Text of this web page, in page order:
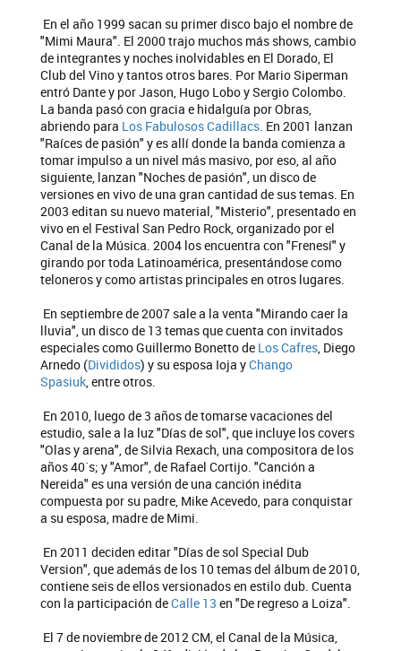
En el año 1999 sacan su primer disco bajo el nombre de
"Mimi Maura". El 2000 trajo muchos más shows, cambio
de integrantes y noches inolvidables en El Dorado, El
Club del Vino y tantos otros bares. Por Mario Siperman
entró Dante y por Jason, Hugo Lobo y Sergio Colombo.
La banda pasó con gracia e hidalguía por Obras,
abriendo para Los Fabulosos Cadillacs. En 2001 lanzan
"Raíces de pasión" y es allí donde la banda comienza a
tomar impulso a un nivel más masivo, por eso, al año
siguiente, lanzan "Noches de pasión", un disco de
versiones en vivo de una gran cantidad de sus temas. En
2003 editan su nuevo material, "Misterio", presentado en
vivo en el Festival San Pedro Rock, organizado por el
Canal de la Música. 2004 los encuentra con "Frenesí" y
girando por toda Latinoamérica, presentándose como
teloneros y como artistas principales en otros lugares.
En septiembre de 2007 sale a la venta "Mirando caer la
lluvia", un disco de 13 temas que cuenta con invitados
especiales como Guillermo Bonetto de Los Cafres, Diego
Arnedo (Divididos) y su esposa Ioja yChango
Spasiuk, entre otros.
En 2010, luego de 3 años de tomarse vacaciones del
estudio, sale a la luz "Días de sol", que incluye los covers
"Olas y arena", de Silvia Rexach, una compositora de los
años 40´s; y "Amor", de Rafael Cortijo. "Canción a
Nereida" es una versión de una canción inédita
compuesta por su padre, Mike Acevedo, para conquistar
a su esposa, madre de Mimi.
En 2011 deciden editar "Días de sol Special Dub
Version", que además de los 10 temas del álbum de 2010,
contiene seis de ellos versionados en estilo dub. Cuenta
con la participación deCalle 13 en "De regreso a Loiza".
El 7 de noviembre de 2012 CM, el Canal de la Música,